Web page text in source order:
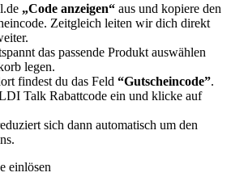
„Code anzeigen“ aus und kopiere den
Zeitgleich leiten wir dich direkt
das passende Produkt auswählen
legen.
findest du das Feld “Gutscheincode”.
Talk Rabattcode ein und klicke auf
sich dann automatisch um den